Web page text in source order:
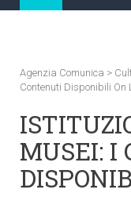
Agenzia Comunica >
Contenuti Disponibili On
MUSEI: I